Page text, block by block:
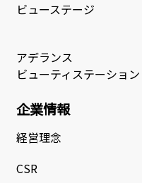
ビューステージ
アデランス
ビューティステーション
企業情報
経営理念
CSR